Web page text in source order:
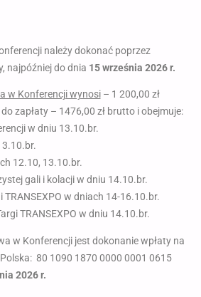
należy dokonać poprzez
najpóźniej do dnia 15 września 2026 r.
w Konferencji wynosi– 1 200,00 zł
zapłaty – 1476,00 zł brutto i obejmuje:
w dniu 13.10.br.
12.10, 13.10.br.
gali i kolacji w dniu 14.10.br.
TRANSEXPO w dniach 14-16.10.br.
TRANSEXPO w dniu 14.10.br.
w Konferencji jest dokonanie wpłaty na
80 1090 1870 0000 0001 0615
2026 r.